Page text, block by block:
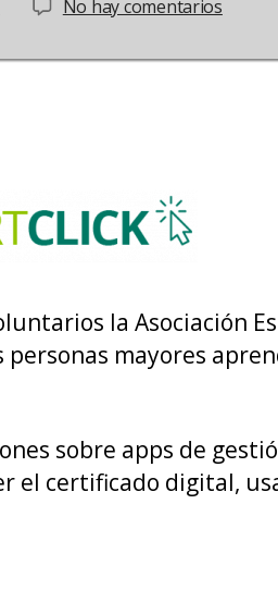
No hay comentariosen
edición
la Asociación
personas mayores
sobre apps de
el certificado digital,